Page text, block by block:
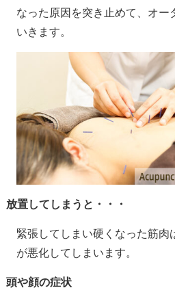
なった原因を突き止めて、オー
いきます。
放置してしまうと・・・
緊張してしまい硬くなった筋肉
が悪化してしまいます。
頭や顔の症状